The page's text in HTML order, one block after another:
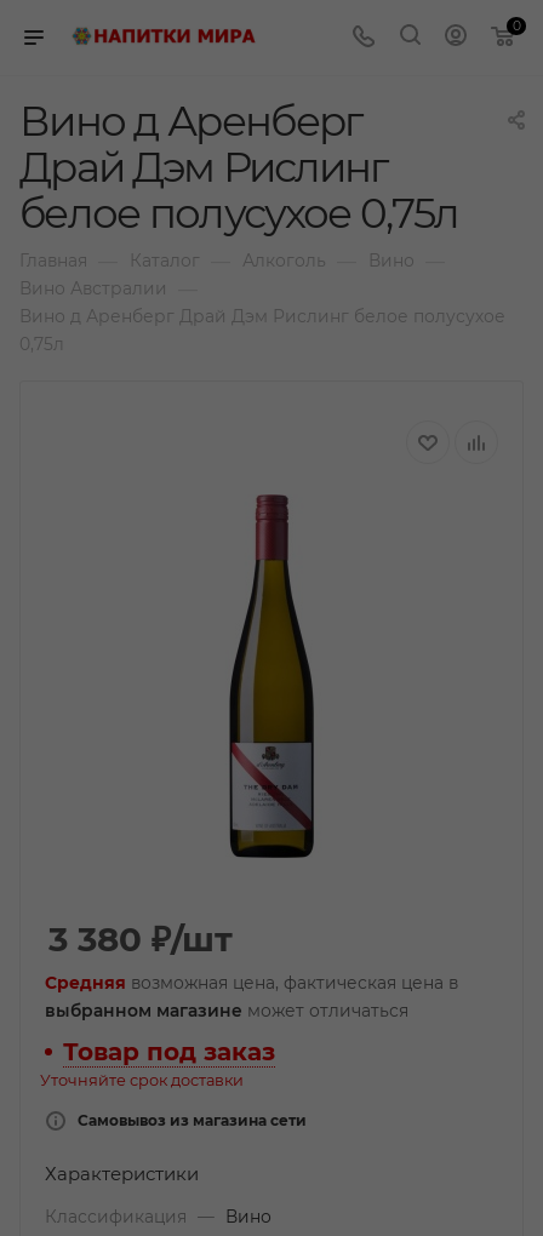
0
Вино д Аренберг
Драй Дэм Рислинг
белое полусухое 0,75л
Главная Каталог Алкоголь Вино
Вино Австралии
Вино д Аренберг Драй Дэм Рислинг белое полусухое
0,75л
3 380 ₽/шт
Средняя возможная цена, фактическая цена в
выбранном магазине может отличаться
Товар под заказ
Уточняйте срок доставки
Самовывоз из магазина сети
Характеристики
Классификация —
Вино